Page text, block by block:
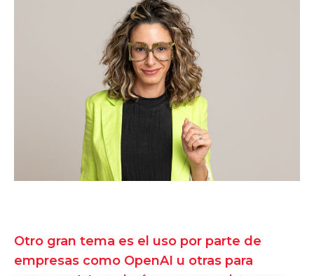
Otro gran tema es el uso por parte de
empresas como OpenAI u otras para